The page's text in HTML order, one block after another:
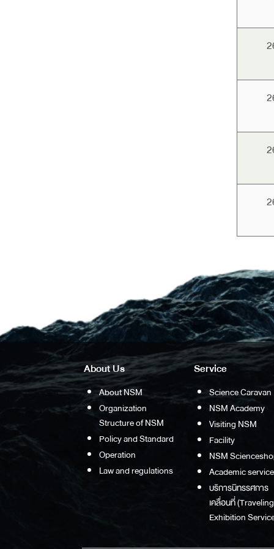
About Us
About NSM
Organization
Structure of NSM
Policy and Standard
Operation
Law and regulations
Service
Science Caravan
NSM Academy
Visiting NSM
Facility
NSM
Academic service
บริการนิทรรศการ
เคลื่อนที่ (Traveling
Exhibition